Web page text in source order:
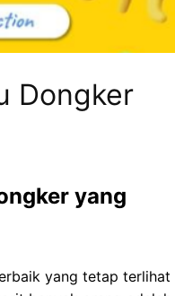
Dongker
yang
yang tetap terlihat